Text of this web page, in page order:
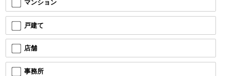
マンション
戸建て
店舗
事務所